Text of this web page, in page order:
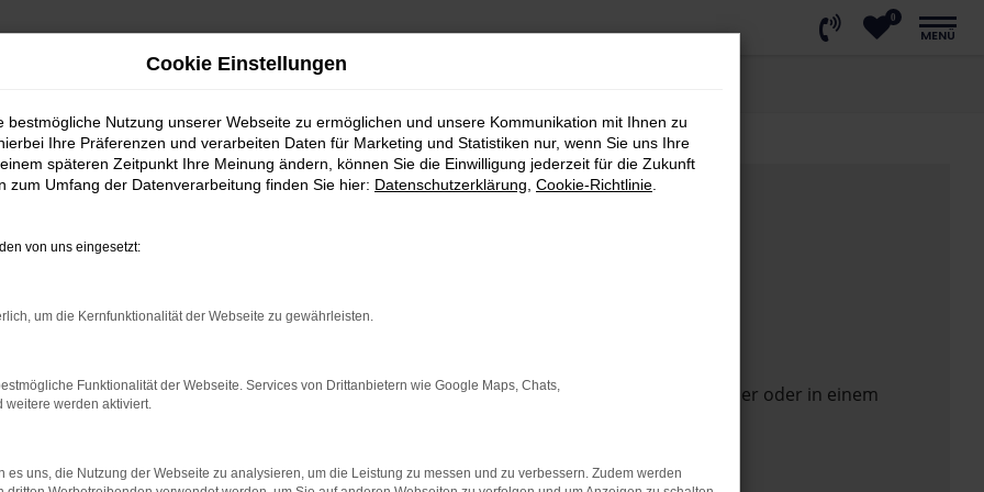
0
MENÜ
das Laden bestimmter Seiten verhindern. Funktioniert die Seite in einem anderen Browser oder in einem
zu beheben.
Cookie Einstellungen
bestmögliche Nutzung unserer Webseite zu ermöglichen und unsere Kommunikation mit Ihnen zu
Ihre Präferenzen und verarbeiten Daten für Marketing und Statistiken nur, wenn Sie uns Ihre
späteren Zeitpunkt Ihre Meinung ändern, können Sie die Einwilligung jederzeit für die Zukunft
zum Umfang der Datenverarbeitung finden Sie hier: Datenschutzerklärung Cookie-Richtlinie
von uns eingesetzt:
um die Kernfunktionalität der Webseite zu gewährleisten.
Funktionalität der Webseite. Services von Drittanbietern wie Google Maps, Chats,
weitere werden aktiviert.
es uns, die Nutzung der Webseite zu analysieren, um die Leistung zu messen und zu verbessern. Zudem werden